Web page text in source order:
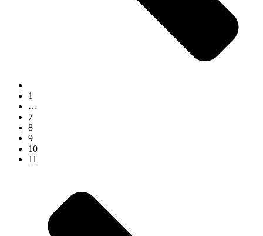
1
…
7
8
9
10
11